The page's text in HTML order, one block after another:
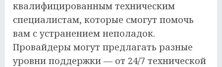
квалифицированным техническим
специалистам, которые смогут помочь
вам с устранением неполадок.
Провайдеры могут предлагать разные
уровни поддержки — от 24/7 технической